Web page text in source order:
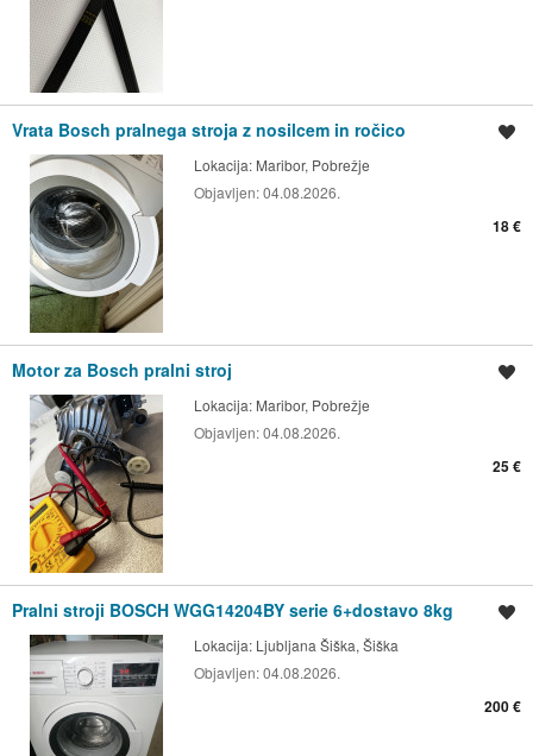
Vrata Bosch pralnega stroja z nosilcem in ročico
Lokacija: Maribor, Pobrežje
Objavljen:04.08.2026.
18 €
Motor za Bosch pralni stroj
Lokacija: Maribor, Pobrežje
Objavljen:04.08.2026.
25 €
Pralni stroji BOSCH WGG14204BY serie 6+dostavo 8kg
Lokacija: Ljubljana Šiška, Šiška
Objavljen:04.08.2026.
200 €